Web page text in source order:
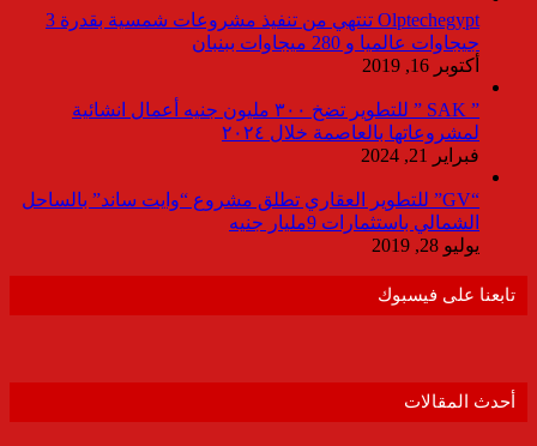
Olptechegypt تنتهي من تنفيذ مشروعات شمسية بقدرة 3
جيجاوات عالميا و 280 ميجاوات ببنبان
أكتوبر 16, 2019
” SAK ” للتطوير تضخ ٣٠٠ مليون جنيه أعمال انشائية
لمشروعاتها بالعاصمة خلال ٢٠٢٤
فبراير 21, 2024
“GV” للتطوير العقاري تطلق مشروع “وايت ساند” بالساحل
الشمالي باستثمارات 9مليار جنيه
يوليو 28, 2019
تابعنا على فيسبوك
أحدث المقالات